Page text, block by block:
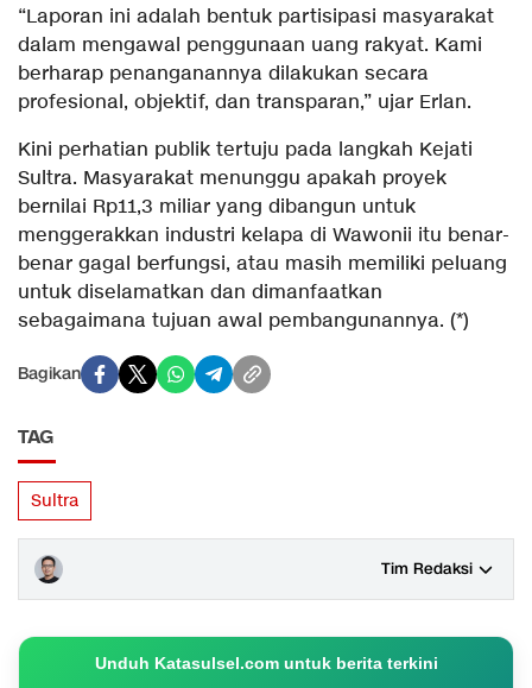
“Laporan ini adalah bentuk partisipasi masyarakat
dalam mengawal penggunaan uang rakyat. Kami
berharap penanganannya dilakukan secara
profesional, objektif, dan transparan,” ujar Erlan.
Kini perhatian publik tertuju pada langkah Kejati
Sultra. Masyarakat menunggu apakah proyek
bernilai Rp11,3 miliar yang dibangun untuk
menggerakkan industri kelapa di Wawonii itu benar-
benar gagal berfungsi, atau masih memiliki peluang
untuk diselamatkan dan dimanfaatkan
sebagaimana tujuan awal pembangunannya. (*)
Bagikan
TAG
Sultra
Tim Redaksi
Unduh Katasulsel.com untuk berita terkini